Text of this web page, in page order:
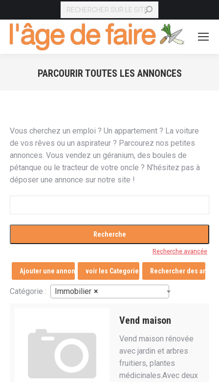
RECHERCHE
PARCOURIR TOUTES LES ANNONCES
Vous cherchez un emploi ? Un appartement ? La voiture
de vos rêves ou un aspirateur ? Parcourez nos petites
annonces. Vous vendez un géranium, des boules de
pétanque ou le tracteur de votre oncle ? N’hésitez pas à
déposer une annonce sur notre site !
Recherche avancée
Ajouter une annonce voir les Categories Rechercher des
Catégorie : ×
Immobilier
Vend maison
Vend maison rénovée
avec jardin et arbres
fruitiers, plantes
médicinales.Avec deux